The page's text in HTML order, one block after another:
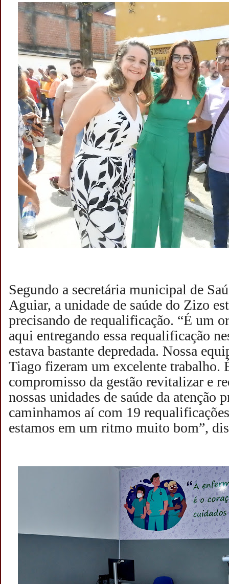
Segundo a secretária municipal de
Aguiar, a unidade de saúde do Zizo
precisando de requalificação. “É um
aqui entregando essa requalificação
estava bastante depredada. Nossa
Tiago fizeram um excelente trabalho.
compromisso da gestão revitalizar e
nossas unidades de saúde da atenção
caminhamos aí com 19
estamos em um ritmo muito bom”,